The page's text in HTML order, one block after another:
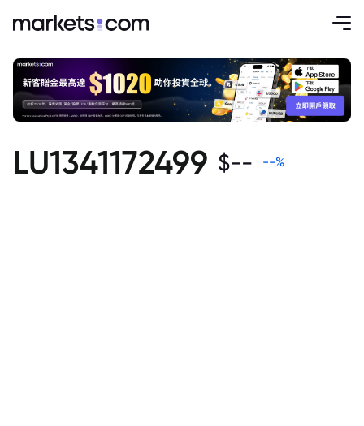
LU1341172499 $-- --%